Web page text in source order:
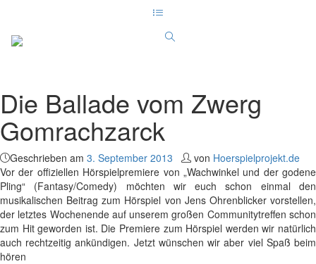
Die Ballade vom Zwerg
Gomrachzarck
Geschrieben am 3. September 2013 von Hoerspielprojekt.de
Vor der offiziellen Hörspielpremiere von „Wachwinkel und der godene
Pling“ (Fantasy/Comedy) möchten wir euch schon einmal den
musikalischen Beitrag zum Hörspiel von Jens Ohrenblicker vorstellen,
der letztes Wochenende auf unserem großen Communitytreffen schon
zum Hit geworden ist. Die Premiere zum Hörspiel werden wir natürlich
auch rechtzeitig ankündigen. Jetzt wünschen wir aber viel Spaß beim
hören